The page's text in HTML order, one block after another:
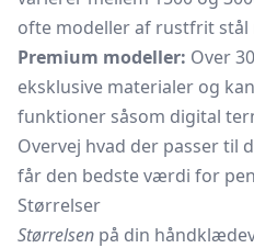
ofte modeller af rustfrit stål
Premium modeller: Over
eksklusive materialer og
funktioner såsom digital
Overvej hvad der passer til
får den bedste værdi for
Størrelser
Størrelsen på din